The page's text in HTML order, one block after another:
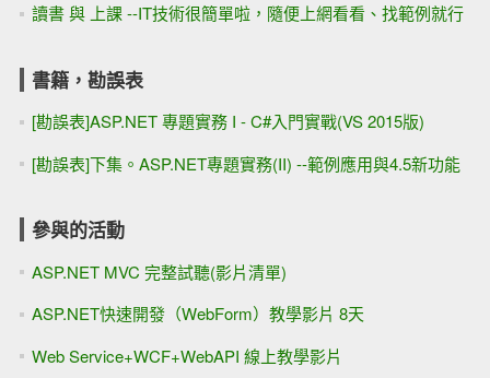
讀書 與 上課 --IT技術很簡單啦，隨便上網看看、找範例就行
書籍，勘誤表
[勘誤表]ASP.NET 專題實務 I - C#入門實戰(VS 2015版)
[勘誤表]下集。ASP.NET專題實務(II) --範例應用與4.5新功能
參與的活動
ASP.NET MVC 完整試聽(影片清單)
ASP.NET快速開發（WebForm）教學影片 8天
Web Service+WCF+WebAPI 線上教學影片